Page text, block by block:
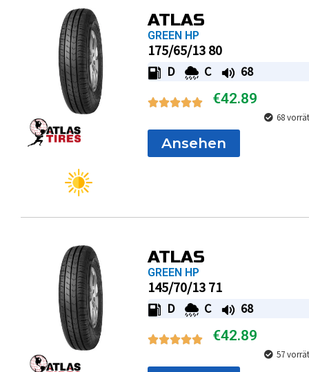
ATLAS
GREEN HP
175/65/13 80
D C 68
€42.89
68
Ansehen
ATLAS
GREEN HP
145/70/13 71
D C 68
€42.89
57